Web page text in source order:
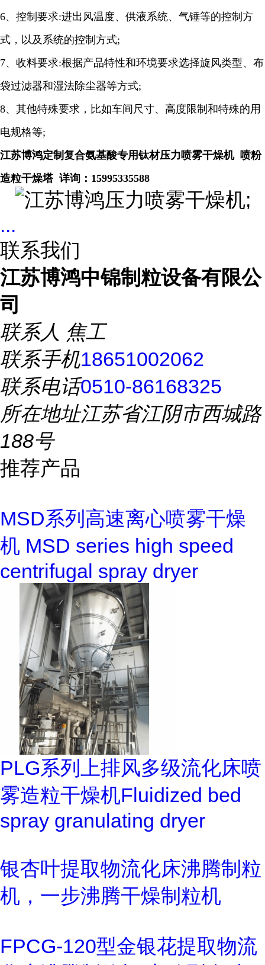
6、控制要求:进出风温度、供液系统、气锤等的控制方
式，以及系统的控制方式;
7、收料要求:根据产品特性和环境要求选择旋风类型、布
袋过滤器和湿法除尘器等方式;
8、其他特殊要求，比如车间尺寸、高度限制和特殊的用
电规格等;
江苏博鸿定制复合氨基酸专用钛材压力喷雾干燥机 喷粉
造粒干燥塔 详询： 15995335588
...
联系我们
江苏博鸿中锦制粒设备有限公
司
联系人 焦工
联系手机18651002062
联系电话0510-86168325
所在地址江苏省江阴市西城路
188号
推荐产品
MSD系列高速离心喷雾干燥
机 MSD series high speed
centrifugal spray dryer
PLG系列上排风多级流化床喷
雾造粒干燥机Fluidized bed
spray granulating dryer
银杏叶提取物流化床沸腾制粒
机，一步沸腾干燥制粒机
FPCG-120型金银花提取物流